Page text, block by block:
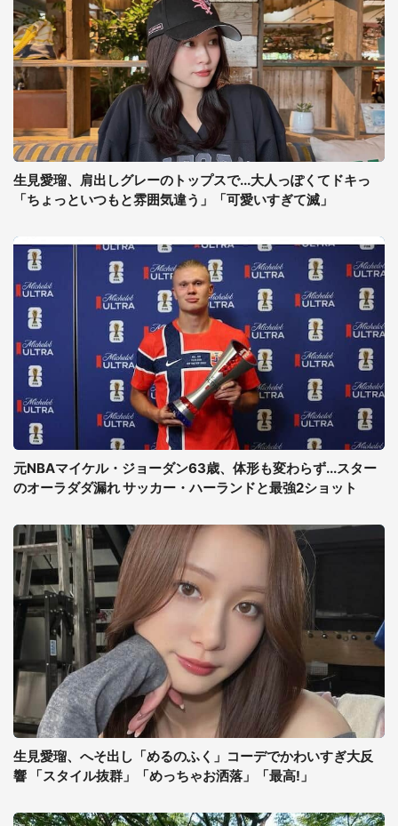
生見愛瑠、肩出しグレーのトップスで...大人っぽくてドキっ
「ちょっといつもと雰囲気違う」「可愛いすぎて滅」
元NBAマイケル・ジョーダン63歳、体形も変わらず...スター
のオーラダダ漏れ サッカー・ハーランドと最強2ショット
生見愛瑠、へそ出し「めるのふく」コーデでかわいすぎ大反
響 「スタイル抜群」「めっちゃお洒落」「最高!」